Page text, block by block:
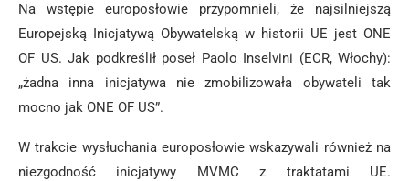
Na wstępie europosłowie przypomnieli, że najsilniejszą
Europejską Inicjatywą Obywatelską w historii UE jest ONE
OF US. Jak podkreślił poseł Paolo Inselvini (ECR, Włochy):
„żadna inna inicjatywa nie zmobilizowała obywateli tak
mocno jak ONE OF US”.
W trakcie wysłuchania europosłowie wskazywali również na
niezgodność inicjatywy MVMC z traktatami UE.